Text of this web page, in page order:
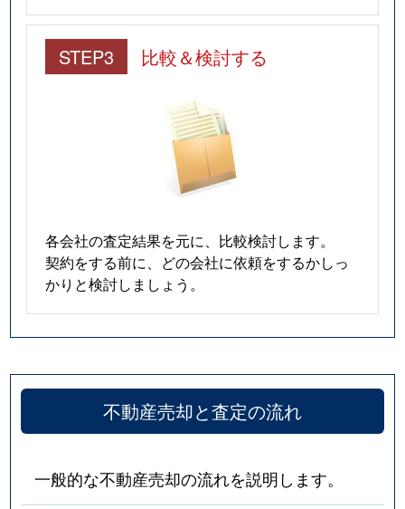
STEP3 比較＆検討する
各会社の査定結果を元に、比較検討します。
契約をする前に、どの会社に依頼をするかしっ
かりと検討しましょう。
不動産売却と査定の流れ
一般的な不動産売却の流れを説明します。